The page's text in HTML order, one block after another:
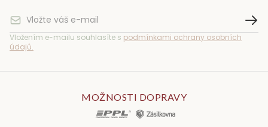
Vložením e-mailu souhlasíte s podmínkami ochrany osobních
údajů.
MOŽNOSTI DOPRAVY